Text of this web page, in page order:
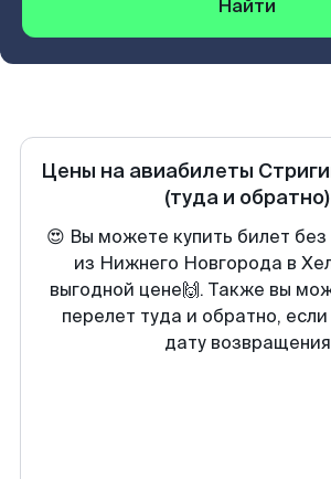
Найти
Цены на авиабилеты
(туда и обратно)
😍 Вы можете купить билет
из Нижнего Новгорода в
выгодной цене🙌. Также вы
перелет туда и обратно,
дату возвращения